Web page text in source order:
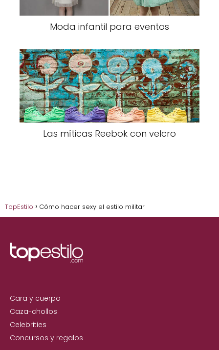
Moda infantil para eventos
Las míticas Reebok con velcro
TopEstilo Cómo hacer sexy el estilo militar
Cara y cuerpo
Caza-chollos
Celebrities
Concursos y regalos